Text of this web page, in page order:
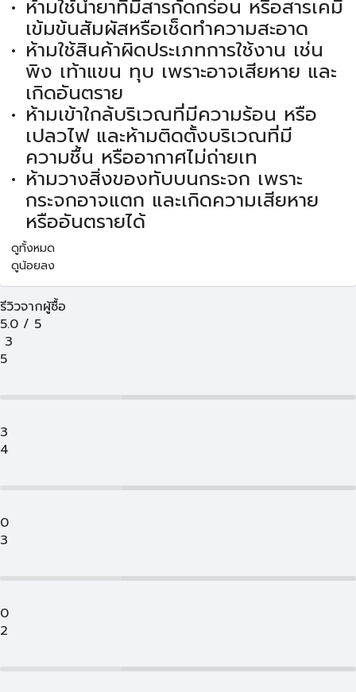
ห้ามใช้น้ำยาที่มีสารกัดกร่อน หรือสารเคมี
เข้มข้นสัมผัสหรือเช็ดทำความสะอาด
ห้ามใช้สินค้าผิดประเภทการใช้งาน เช่น
พิง เท้าแขน ทุบ เพราะอาจเสียหาย และ
เกิดอันตราย
ห้ามเข้าใกล้บริเวณที่มีความร้อน หรือ
เปลวไฟ และห้ามติดตั้งบริเวณที่มี
ความชื้น หรืออากาศไม่ถ่ายเท
ห้ามวางสิ่งของทับบนกระจก เพราะ
กระจกอาจแตก และเกิดความเสียหาย
หรืออันตรายได้
ดูทั้งหมด
ดูน้อยลง
รีวิวจากผู้ซื้อ
5.0 / 5
3
5
3
4
0
3
0
2